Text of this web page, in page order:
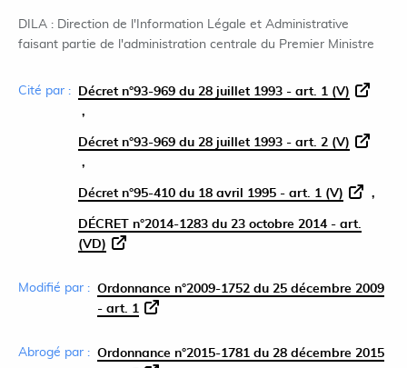
DILA : Direction de l'Information Légale et Administrative
faisant partie de l'administration centrale du Premier Ministre
Cité par : Décret n°93-969 du 28 juillet 1993 - art. 1 (V)
Décret n°93-969 du 28 juillet 1993 - art. 2 (V)
Décret n°95-410 du 18 avril 1995 - art. 1 (V)
DÉCRET n°2014-1283 du 23 octobre 2014 - art.
(VD)
Modifié par : Ordonnance n°2009-1752 du 25 décembre 2009
- art. 1
Abrogé par : Ordonnance n°2015-1781 du 28 décembre 2015